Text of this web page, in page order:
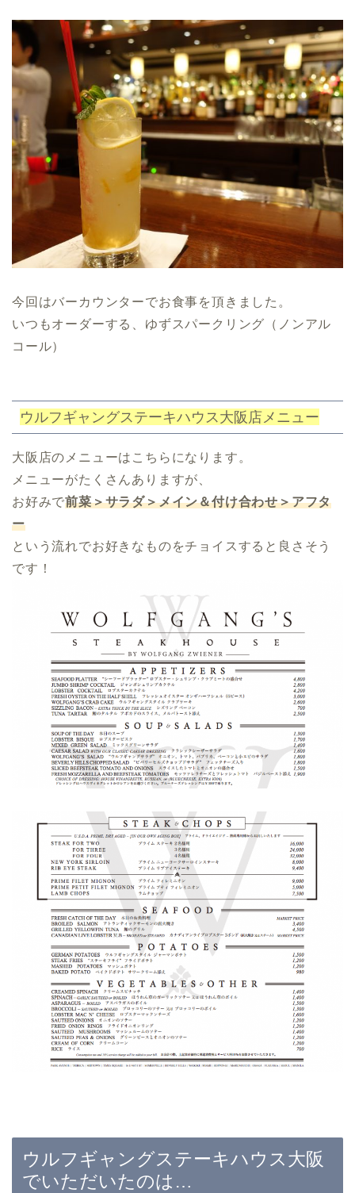
今回はバーカウンターでお食事を頂きました。
いつもオーダーする、ゆずスパークリング（ノンアル
コール）
ウルフギャングステーキハウス大阪店メニュー
大阪店のメニューはこちらになります。
メニューがたくさんありますが、
お好みで前菜＞サラダ＞メイン＆付け合わせ＞アフタ
ー
という流れでお好きなものをチョイスすると良さそう
です！
ウルフギャングステーキハウス大阪
でいただいたのは…